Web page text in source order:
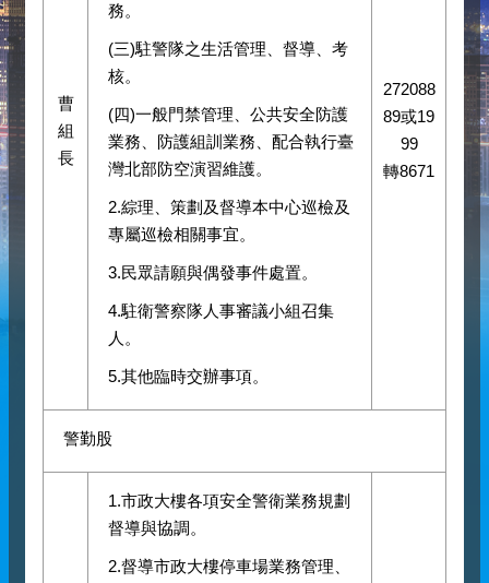
曹
組
長
務。
(三)駐警隊之生活管理、督導、考
核。
(四)一般門禁管理、公共安全防護
業務、防護組訓業務、配合執行臺
灣北部防空演習維護。
2.綜理、策劃及督導本中心巡檢及
專屬巡檢相關事宜。
3.民眾請願與偶發事件處置。
4.駐衛警察隊人事審議小組召集
人。
5.其他臨時交辦事項。
272088
89或19
99
轉8671
警勤股
1.市政大樓各項安全警衛業務規劃
督導與協調。
2.督導市政大樓停車場業務管理、